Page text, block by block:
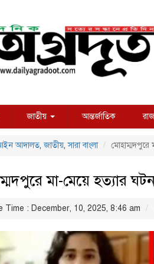
জাতীয় আন্তর্জাতিক
আদালত,জাতীয়,সারা বাংলা মোহাম্মদপুরে
মা-মেয়ে হত্যার
Time : December, 10, 2025, 8:46 am